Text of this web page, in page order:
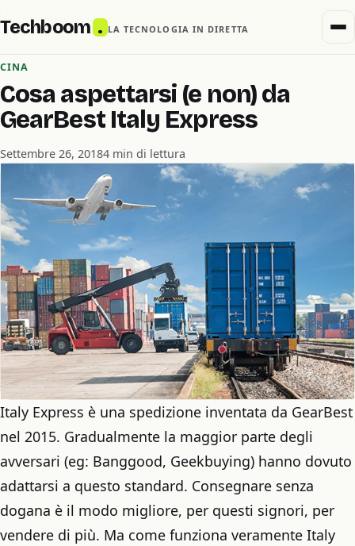
Techboom . LA TECNOLOGIA IN DIRETTA
CINA
Cosa aspettarsi (e non) da
GearBest Italy Express
Settembre 26, 20184 min di lettura
Italy Express è una spedizione inventata da GearBest
nel 2015. Gradualmente la maggior parte degli
avversari (eg: Banggood, Geekbuying) hanno dovuto
adattarsi a questo standard. Consegnare senza
dogana è il modo migliore, per questi signori, per
vendere di più. Ma come funziona veramente Italy